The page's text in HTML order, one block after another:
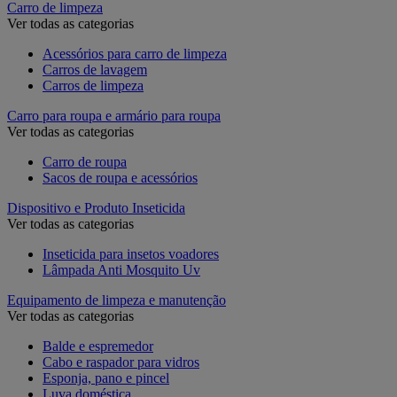
Carro de limpeza
Ver todas as categorias
Acessórios para carro de limpeza
Carros de lavagem
Carros de limpeza
Carro para roupa e armário para roupa
Ver todas as categorias
Carro de roupa
Sacos de roupa e acessórios
Dispositivo e Produto Inseticida
Ver todas as categorias
Inseticida para insetos voadores
Lâmpada Anti Mosquito Uv
Equipamento de limpeza e manutenção
Ver todas as categorias
Balde e espremedor
Cabo e raspador para vidros
Esponja, pano e pincel
Luva doméstica